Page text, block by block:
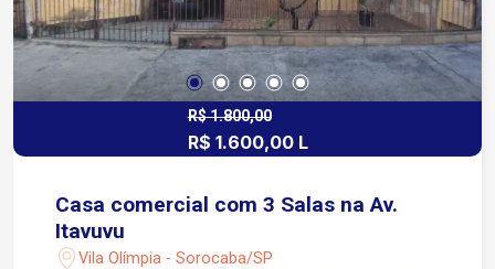
R$ 1.800,00
R$ 1.600,00 L
Casa comercial com 3 Salas na Av.
Itavuvu
Vila Olímpia - Sorocaba/SP